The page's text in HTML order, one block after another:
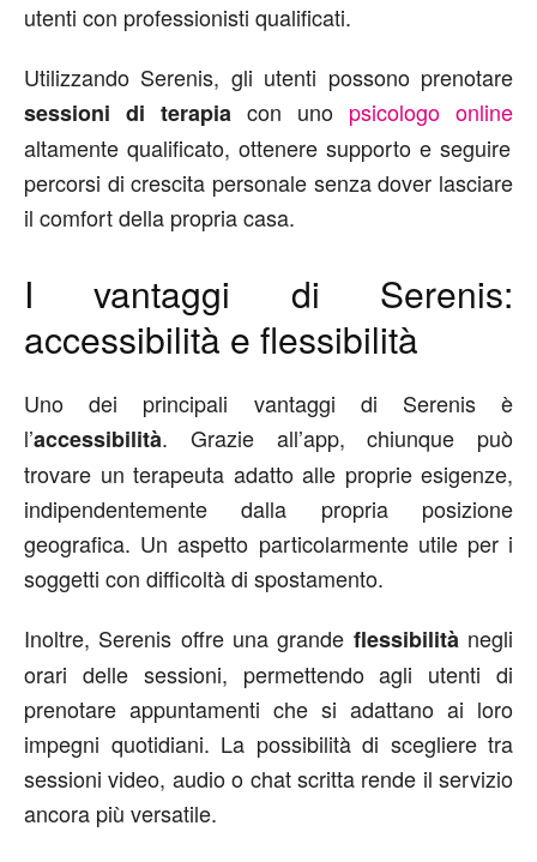
utenti con professionisti qualificati.
Utilizzando Serenis, gli utenti possono prenotare
sessioni di terapia con uno psicologo online
altamente qualificato, ottenere supporto e seguire
percorsi di crescita personale senza dover lasciare
il comfort della propria casa.
I vantaggi di Serenis:
accessibilità e flessibilità
Uno dei principali vantaggi di Serenis è
l’accessibilità. Grazie all’app, chiunque può
trovare un terapeuta adatto alle proprie esigenze,
indipendentemente dalla propria posizione
geografica. Un aspetto particolarmente utile per i
soggetti con difficoltà di spostamento.
Inoltre, Serenis offre una grande flessibilità negli
orari delle sessioni, permettendo agli utenti di
prenotare appuntamenti che si adattano ai loro
impegni quotidiani. La possibilità di scegliere tra
sessioni video, audio o chat scritta rende il servizio
ancora più versatile.